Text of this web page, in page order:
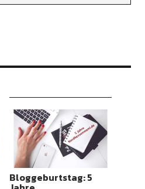
Bloggeburtstag: 5